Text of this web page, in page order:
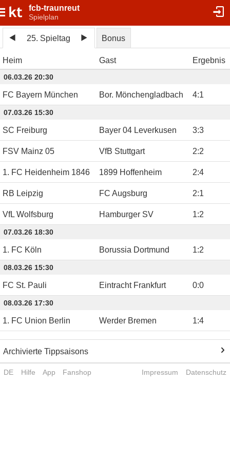
fcb-traunreut
Spielplan
25. Spieltag Bonus
Heim Gast Ergebnis
06.03.26 20:30
FC Bayern München Bor. Mönchengladbach 4:1
07.03.26 15:30
SC Freiburg Bayer 04 Leverkusen 3:3
FSV Mainz 05 VfB Stuttgart 2:2
1. FC Heidenheim 1846 1899 Hoffenheim 2:4
RB Leipzig FC Augsburg 2:1
VfL Wolfsburg Hamburger SV 1:2
07.03.26 18:30
1. FC Köln Borussia Dortmund 1:2
08.03.26 15:30
FC St. Pauli Eintracht Frankfurt 0:0
08.03.26 17:30
1. FC Union Berlin Werder Bremen 1:4
Archivierte Tippsaisons
DE Hilfe App Fanshop Impressum Datenschutz